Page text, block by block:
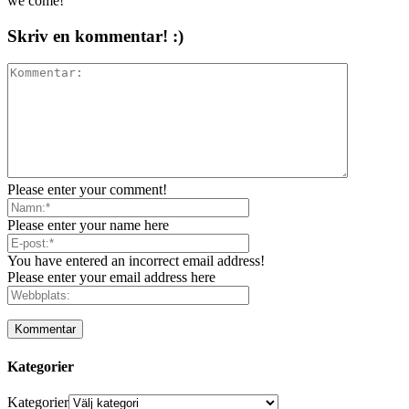
Skriv en kommentar! :)
Please enter your comment!
Please enter your name here
You have entered an incorrect email address!
Please enter your email address here
Kategorier
Kategorier